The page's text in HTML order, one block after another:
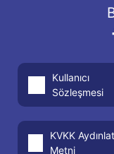
Kullanıcı
Sözleşmesi
KVKK
Metni